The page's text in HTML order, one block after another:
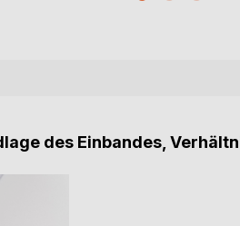
des Einbandes,